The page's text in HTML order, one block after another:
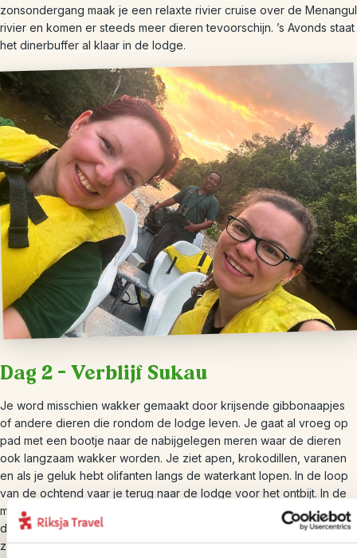
zonsondergang maak je een relaxte rivier cruise over de Menangul
rivier en komen er steeds meer dieren tevoorschijn. ’s Avonds staat
het dinerbuffer al klaar in de lodge.
Dag 2 – Verblijf Sukau
Je word misschien wakker gemaakt door krijsende gibbonaapjes
of andere dieren die rondom de lodge leven. Je gaat al vroeg op
pad met een bootje naar de nabijgelegen meren waar de dieren
ook langzaam wakker worden. Je ziet apen, krokodillen, varanen
en als je geluk hebt olifanten langs de waterkant lopen. In de loop
van de ochtend vaar je terug naar de lodge voor het ontbijt. In de
middag kun je op eigenlijk gelegenheid een wandeling maken in
de omgeving. Aan het einde van de middag vaar je weer uit op
zoek naar meer wilde dieren en vaar je tijdens zonsondergang